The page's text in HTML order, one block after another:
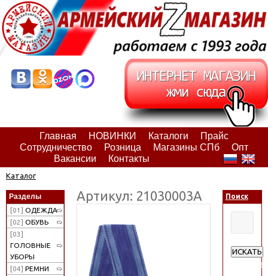
Главная НОВИНКИ Каталоги
Прайс
Сотрудничество
Розница Магазины СПб
Опт
Вакансии
Контакты
Каталог
Разделы
[01] ОДЕЖДА
[02] ОБУВЬ
[03]
ГОЛОВНЫЕ
УБОРЫ
[04] РЕМНИ
Артикул: 21030003А Поиск
ИСКАТЬ